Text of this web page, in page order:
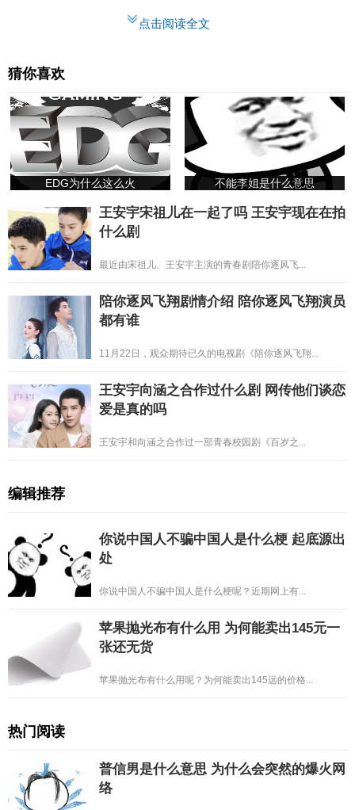
点击阅读全文
猜你喜欢
EDG为什么这么火 不能李姐是什么意思
王安宇宋祖儿在一起了吗 王安宇现在在拍
什么剧
最近由宋祖儿、王安宇主演的青春剧陪你逐风飞...
陪你逐风飞翔剧情介绍 陪你逐风飞翔演员
都有谁
11月22日，观众期待已久的电视剧《陪你逐风飞翔...
王安宇向涵之合作过什么剧 网传他们谈恋
爱是真的吗
王安宇和向涵之合作过一部青春校园剧《百岁之...
编辑推荐
你说中国人不骗中国人是什么梗 起底源出
处
你说中国人不骗中国人是什么梗呢？近期网上有...
苹果抛光布有什么用 为何能卖出145元一
张还无货
苹果抛光布有什么用呢？为何能卖出145远的价格...
热门阅读
普信男是什么意思 为什么会突然的爆火网
络